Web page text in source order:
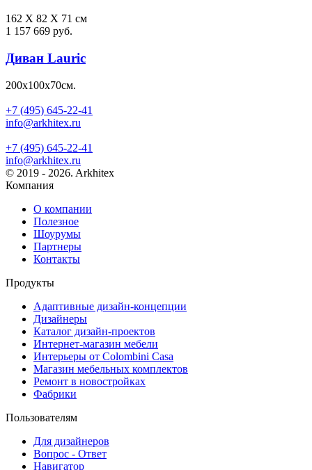
162 X 82 X 71 см
1 157 669 руб.
Диван Lauric
200х100х70см.
+7 (495) 645-22-41
info@arkhitex.ru
+7 (495) 645-22-41
info@arkhitex.ru
© 2019 - 2026. Arkhitex
Компания
О компании
Полезное
Шоурумы
Партнеры
Контакты
Продукты
Адаптивные дизайн-концепции
Дизайнеры
Каталог дизайн-проектов
Интернет-магазин мебели
Интерьеры от Colombini Casa
Магазин мебельных комплектов
Ремонт в новостройках
Фабрики
Пользователям
Для дизайнеров
Вопрос - Ответ
Навигатор